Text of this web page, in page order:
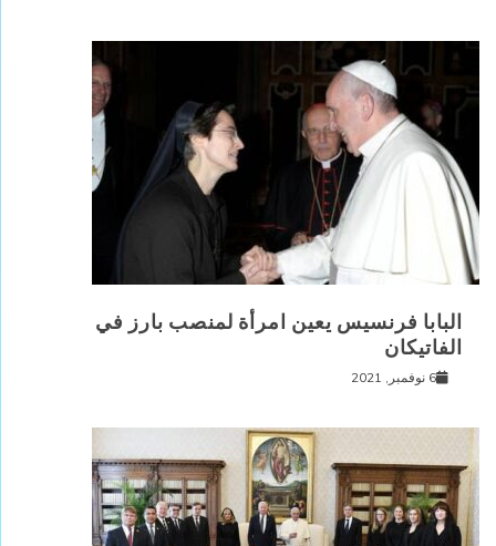
البابا فرنسيس يعين امرأة لمنصب بارز في
الفاتيكان
6 نوفمبر, 2021